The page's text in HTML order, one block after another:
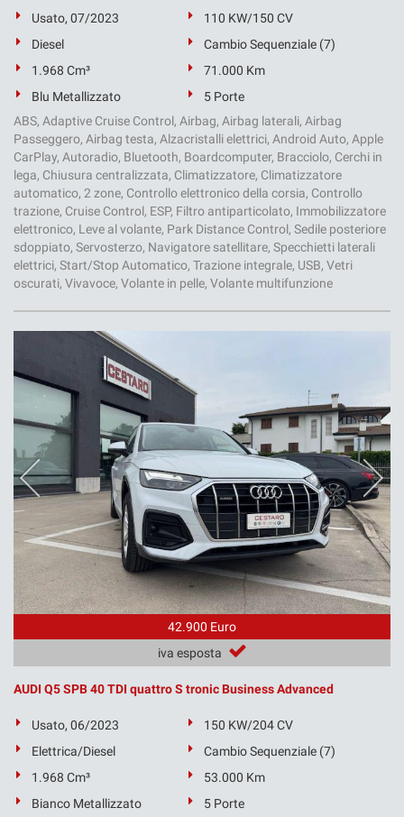
Usato, 07/2023
110 KW/150 CV
Diesel
Cambio Sequenziale (7)
1.968 Cm³
71.000 Km
Blu Metallizzato
5 Porte
ABS, Adaptive Cruise Control, Airbag, Airbag laterali, Airbag
Passeggero, Airbag testa, Alzacristalli elettrici, Android Auto, Apple
CarPlay, Autoradio, Bluetooth, Boardcomputer, Bracciolo, Cerchi in
lega, Chiusura centralizzata, Climatizzatore, Climatizzatore
automatico, 2 zone, Controllo elettronico della corsia, Controllo
trazione, Cruise Control, ESP, Filtro antiparticolato, Immobilizzatore
elettronico, Leve al volante, Park Distance Control, Sedile posteriore
sdoppiato, Servosterzo, Navigatore satellitare, Specchietti laterali
elettrici, Start/Stop Automatico, Trazione integrale, USB, Vetri
oscurati, Vivavoce, Volante in pelle, Volante multifunzione
42.900 Euro
iva esposta
AUDI Q5 SPB 40 TDI quattro S tronic Business Advanced
Usato, 06/2023
150 KW/204 CV
Elettrica/Diesel
Cambio Sequenziale (7)
1.968 Cm³
53.000 Km
Bianco Metallizzato
5 Porte